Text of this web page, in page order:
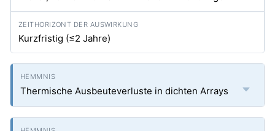
Kurzfristig (≤2 Jahre)
Thermische Ausbeuteverluste in dichten Arrays